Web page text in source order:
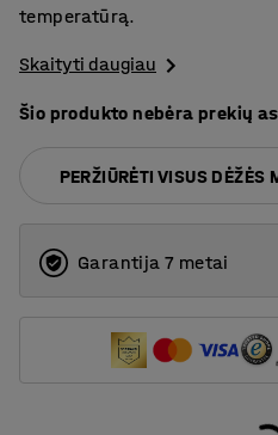
temperatūrą.
Skaityti daugiau
Šio produkto nebėra prekių
PERŽIŪRĖTI VISUS
Garantija 7 metai